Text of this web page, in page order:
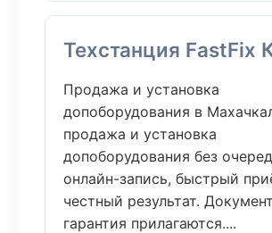
Техстанция FastFix
Продажа и установка
допоборудования в
продажа и установка
допоборудования без
онлайн-запись, быстрый
честный результат.
гарантия прилагаются....